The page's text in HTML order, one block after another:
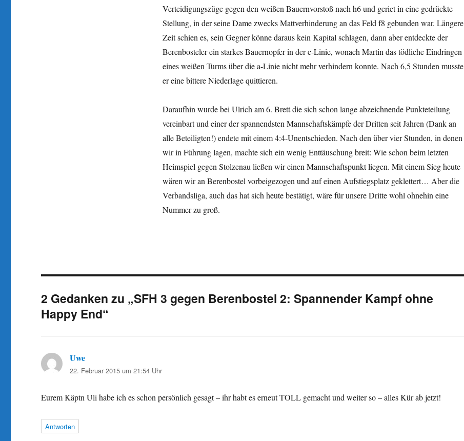
Verteidigungszüge gegen den weißen Bauernvorstoß nach h6 und geriet in eine gedrückte
Stellung, in der seine Dame zwecks Mattverhinderung an das Feld f8 gebunden war. Längere
Zeit schien es, sein Gegner könne daraus kein Kapital schlagen, dann aber entdeckte der
Berenbosteler ein starkes Bauernopfer in der c-Linie, wonach Martin das tödliche Eindringen
eines weißen Turms über die a-Linie nicht mehr verhindern konnte. Nach 6,5 Stunden musste
er eine bittere Niederlage quittieren.
Daraufhin wurde bei Ulrich am 6. Brett die sich schon lange abzeichnende Punkteteilung
vereinbart und einer der spannendsten Mannschaftskämpfe der Dritten seit Jahren (Dank an
alle Beteiligten!) endete mit einem 4:4-Unentschieden. Nach den über vier Stunden, in denen
wir in Führung lagen, machte sich ein wenig Enttäuschung breit: Wie schon beim letzten
Heimspiel gegen Stolzenau ließen wir einen Mannschaftspunkt liegen. Mit einem Sieg heute
wären wir an Berenbostel vorbeigezogen und auf einen Aufstiegsplatz geklettert… Aber die
Verbandsliga, auch das hat sich heute bestätigt, wäre für unsere Dritte wohl ohnehin eine
Nummer zu groß.
2 Gedanken zu „SFH 3 gegen Berenbostel 2: Spannender Kampf ohne
Happy End“
Uwe
22. Februar 2015 um 21:54 Uhr
Eurem Käptn Uli habe ich es schon persönlich gesagt – ihr habt es erneut TOLL gemacht und weiter so – alles Kür ab jetzt!
Antworten